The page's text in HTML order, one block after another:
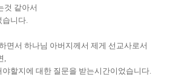
것 같아서
니다.
면서 하나님 아버지께서 제게 선교사로서
할지에 대한 질문을 받는시간이었습니다.